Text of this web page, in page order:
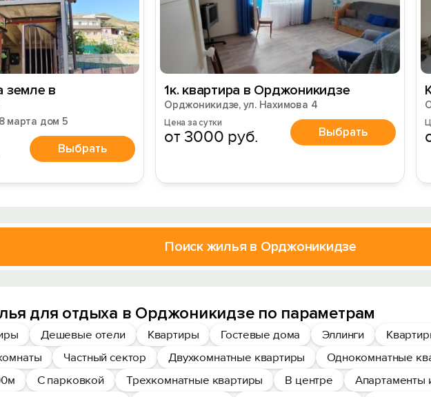
земле в
марта дом 5
Выбрать
1к. квартира в Орджоникидзе
Орджоникидзе, ул. Нахимова 4
Цена за сутки
от 3000 руб. Выбрать
Поиск жилья в Орджоникидзе
для отдыха в Орджоникидзе по параметрам
Дешевые отели Квартиры Гостевые дома Эллинги
Частный сектор Двухкомнатные квартиры Однокомнатные
С парковкой Трехкомнатные квартиры В центре
Апартаменты